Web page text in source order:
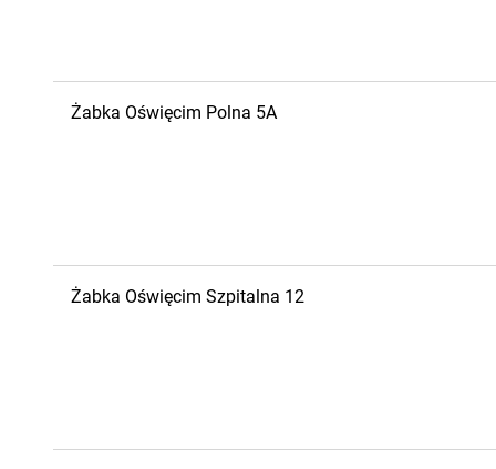
Żabka Oświęcim Polna 5A
Żabka Oświęcim Szpitalna 12